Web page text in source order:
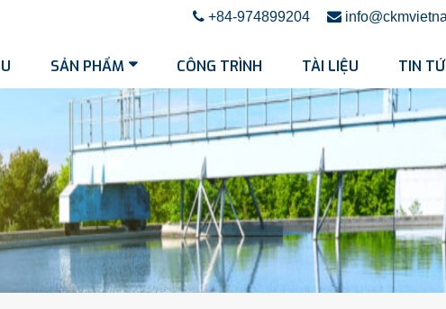
+84-974899204
SẢN PHẨM CÔNG TRÌNH TÀI LIỆU TIN